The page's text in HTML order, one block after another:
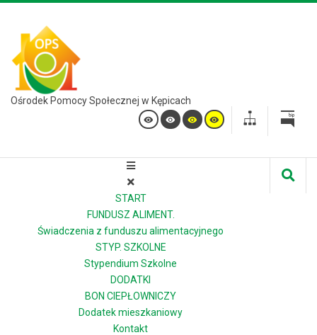
Ośrodek Pomocy Społecznej w Kępicach
START
FUNDUSZ ALIMENT.
Świadczenia z funduszu alimentacyjnego
STYP. SZKOLNE
Stypendium Szkolne
DODATKI
BON CIEPŁOWNICZY
Dodatek mieszkaniowy
Kontakt